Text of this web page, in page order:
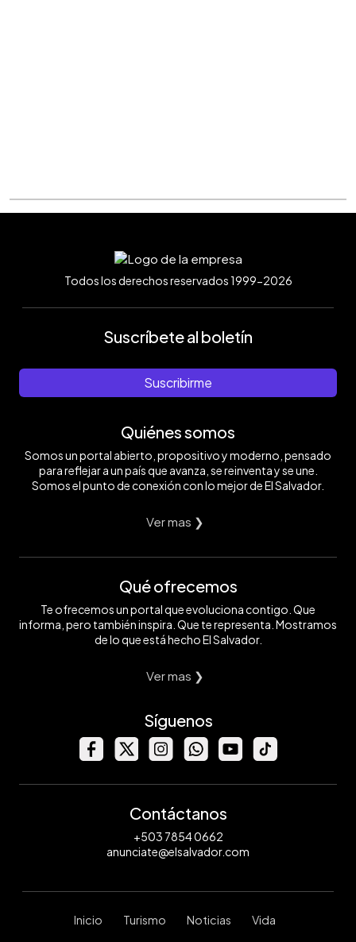
Todos los derechos reservados 1999-2026
Suscríbete al boletín
Suscribirme
Quiénes somos
Somos un portal abierto, propositivo y moderno, pensado
para reflejar a un país que avanza, se reinventa y se une.
Somos el punto de conexión con lo mejor de El Salvador.
Ver mas ❯
Qué ofrecemos
Te ofrecemos un portal que evoluciona contigo. Que
informa, pero también inspira. Que te representa. Mostramos
de lo que está hecho El Salvador.
Ver mas ❯
Síguenos
Contáctanos
+503 7854 0662
anunciate@elsalvador.com
Inicio Turismo Noticias Vida